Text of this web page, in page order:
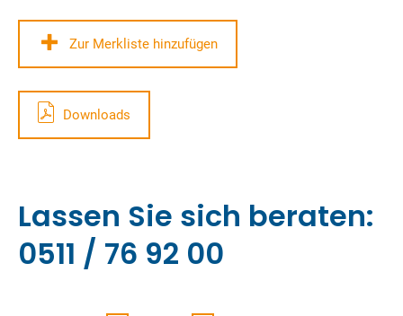
Zur Merkliste hinzufügen
Downloads
Lassen Sie sich beraten:
0511 / 76 92 00